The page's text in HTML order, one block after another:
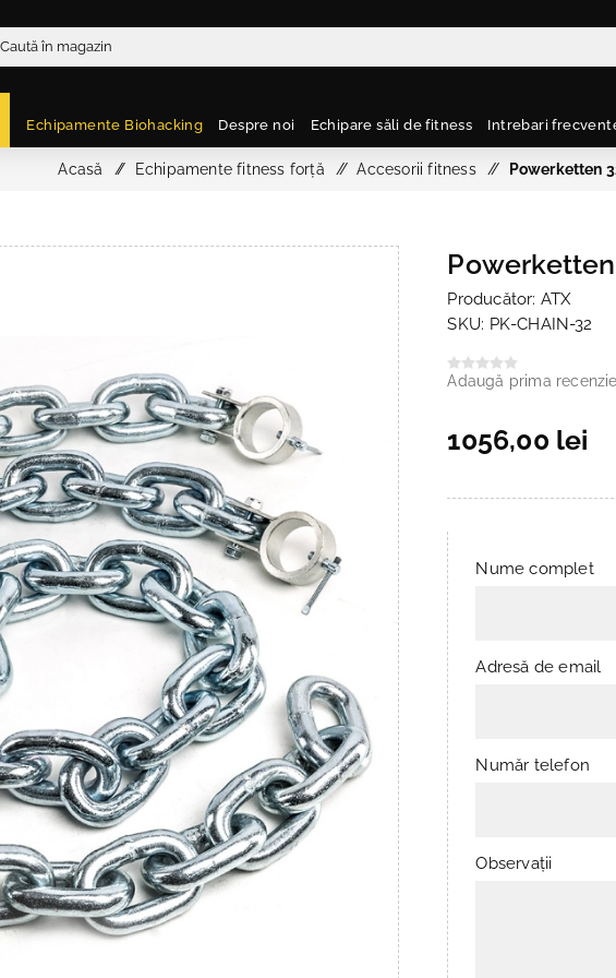
Echipamente Biohacking Despre noi Echipare săli de fitness Intrebari
Acasă / Echipamente fitness forță / Accesorii fitness / Powerketten
Producător: ATX
SKU: PK-CHAIN-32
Adaugă prima
1056,00 lei
Nume complet
Adresă de email
Număr telefon
Observații